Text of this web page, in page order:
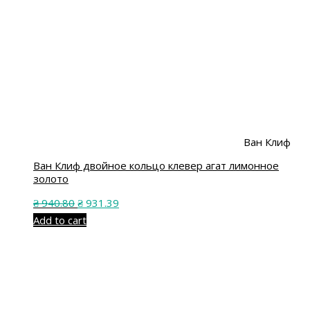
Ван Клиф
Ван Клиф двойное кольцо клевер агат лимонное
золото
₴940.80 ₴ 931.39
Add to cart